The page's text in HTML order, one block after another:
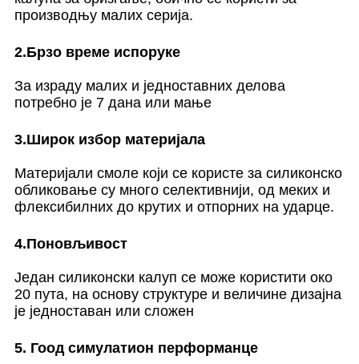
производњу малих серија.
2.Брзо време испоруке
За израду малих и једноставних делова
потребно је 7 дана или мање
3.Широк избор материјала
Материјали смоле који се користе за силиконско
обликовање су много селективнији, од меких и
флексибилних до крутих и отпорних на ударце.
4.Поновљивост
Један силиконски калуп се може користити око
20 пута, на основу структуре и величине дизајна
је једноставан или сложен
5. Гоод симулатион перформанце